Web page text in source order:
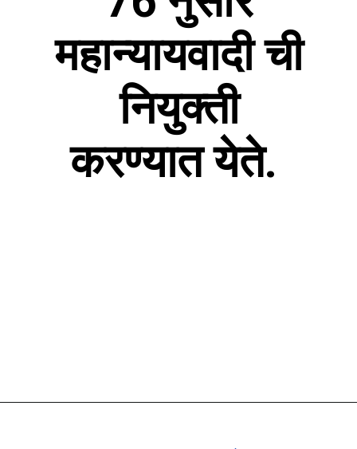
महान्यायवादी ची
नियुक्ती
करण्यात येते.